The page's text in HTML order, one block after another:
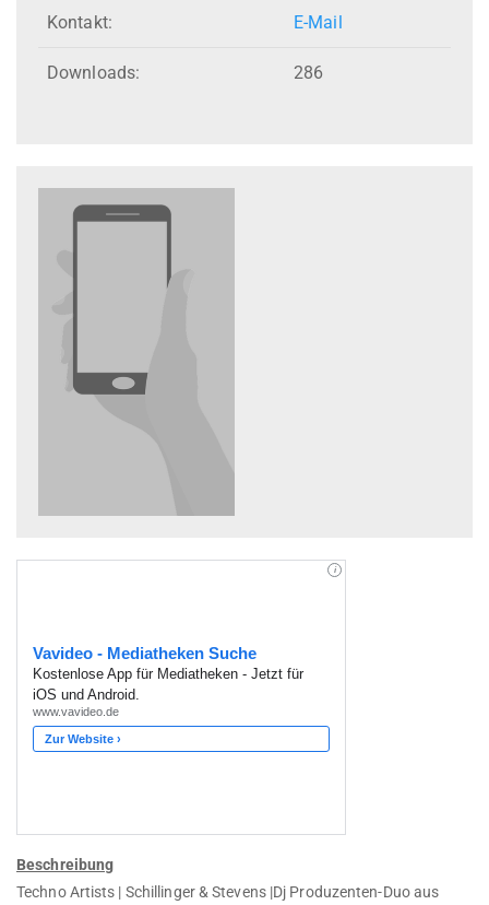
Kontakt: E-Mail
Downloads: 286
Beschreibung
Techno Artists | Schillinger & Stevens |Dj Produzenten-Duo aus